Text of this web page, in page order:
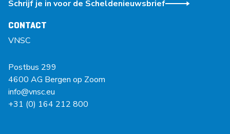
Schrijf je in voor de Scheldenieuwsbrief
CONTACT
VNSC
Postbus 299
4600 AG Bergen op Zoom
info@vnsc.eu
+31 (0) 164 212 800